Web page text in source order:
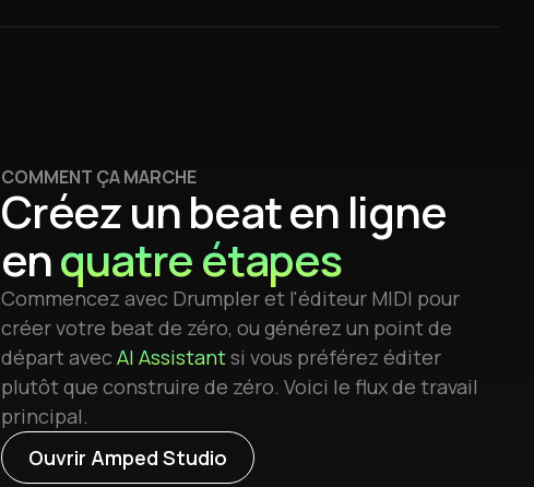
COMMENT ÇA MARCHE
Créez un beat en ligne
enquatre étapes
Commencez avec Drumpler et l'éditeur MIDI pour
créer votre beat de zéro, ou générez un point de
départ avec AI Assistantsi vous préférez éditer
plutôt que construire de zéro. Voici le flux de travail
principal.
Ouvrir Amped Studio